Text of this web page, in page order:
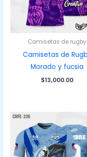
Camisetas de rugby
Camisetas de
Morado y fucsia
$13,000.00